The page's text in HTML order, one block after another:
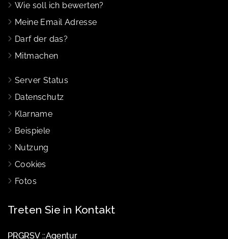
Wie soll ich bewerten?
Meine Email Adresse
Darf der das?
Mitmachen
Server Status
Datenschutz
Klarname
Beispiele
Nutzung
Cookies
Fotos
Treten Sie in Kontakt
PRGRSV ::Agentur